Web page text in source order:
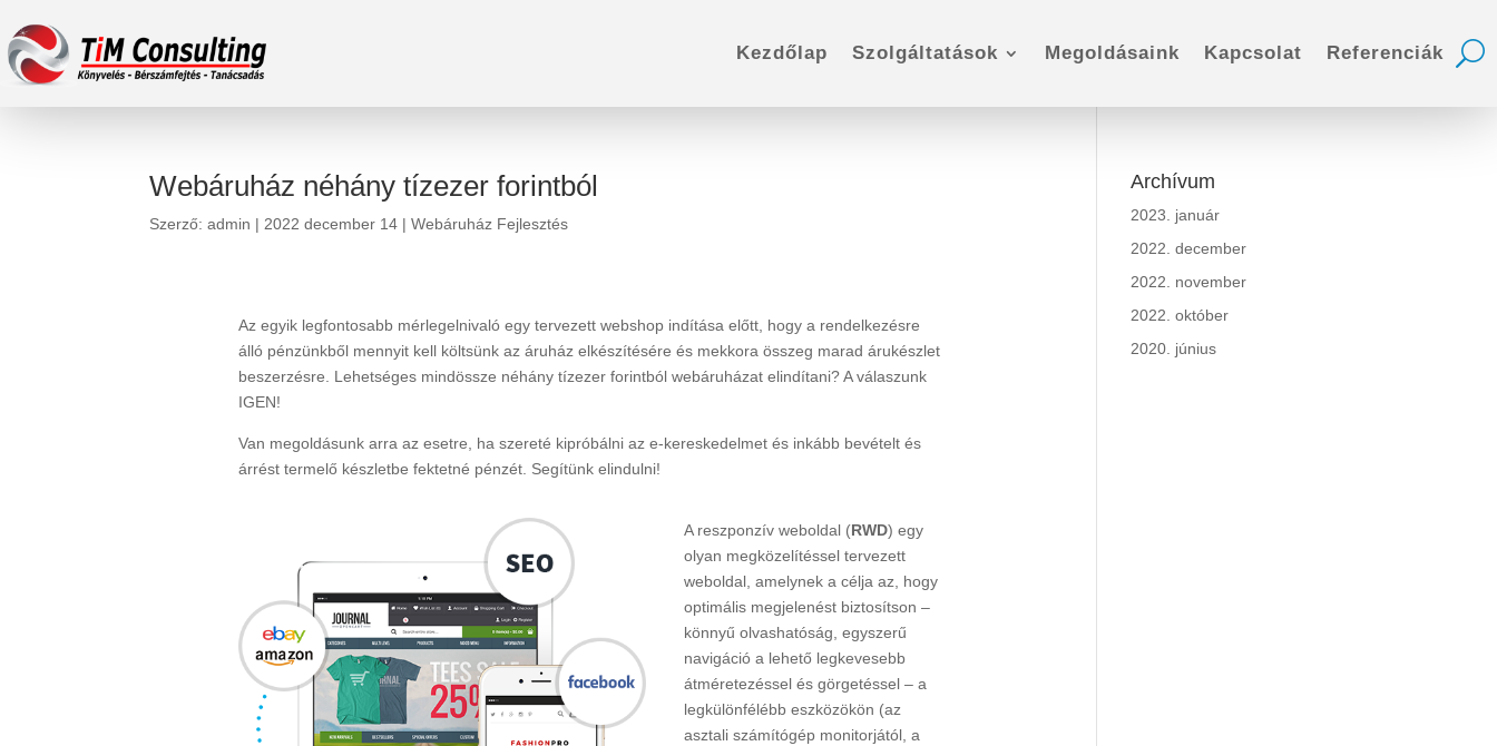
Kezdőlap Szolgáltatások Megoldásaink Kapcsolat Referenciák
Webáruház néhány tízezer forintból
Szerző:admin | 2022 december 14 |Webáruház Fejlesztés
Az egyik legfontosabb mérlegelnivaló egy tervezett webshop indítása előtt, hogy a rendelkezésre
álló pénzünkből mennyit kell költsünk az áruház elkészítésére és mekkora összeg marad árukészlet
beszerzésre. Lehetséges mindössze néhány tízezer forintból webáruházat elindítani? A válaszunk
IGEN!
Van megoldásunk arra az esetre, ha szereté kipróbálni az e-kereskedelmet és inkább bevételt és
árrést termelő készletbe fektetné pénzét. Segítünk elindulni!
A reszponzív weboldal (RWD) egy
olyan megközelítéssel tervezett
weboldal, amelynek a célja az, hogy
optimális megjelenést biztosítson –
könnyű olvashatóság, egyszerű
navigáció a lehető legkevesebb
átméretezéssel és görgetéssel – a
legkülönfélébb eszközökön (az
asztali számítógép monitorjától, a
Archívum
2023. január
2022. december
2022. november
2022. október
2020. június